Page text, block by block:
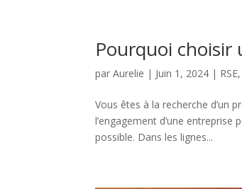
Pourquoi choisir
parAurelie | Juin 1, 2024 | RSE,
Vous êtes à la recherche d’un
l’engagement d’une
possible. Dans les lignes...